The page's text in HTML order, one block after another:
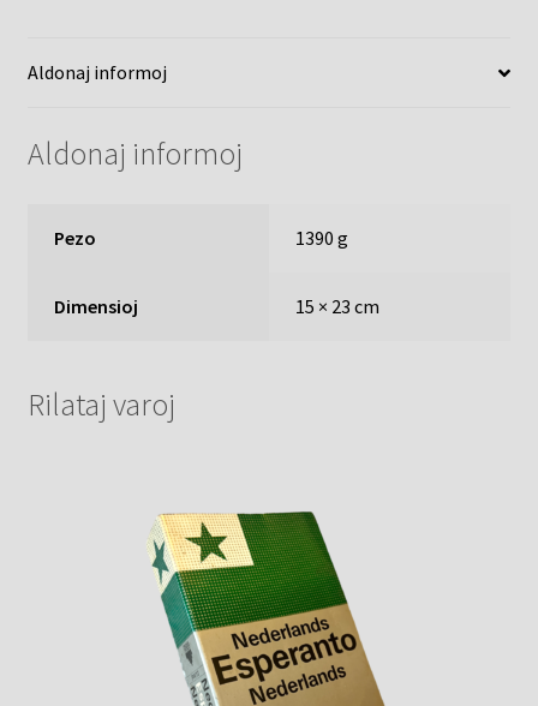
Aldonaj informoj
Aldonaj informoj
Pezo 1390 g
Dimensioj 15 × 23 cm
Rilataj varoj